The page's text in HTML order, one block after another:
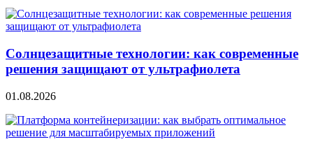
Солнцезащитные технологии: как современные
решения защищают от ультрафиолета
01.08.2026